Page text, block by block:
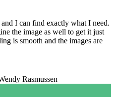
I can find exactly what I need.
the image as well to get it just
is smooth and the images are
Rasmussen